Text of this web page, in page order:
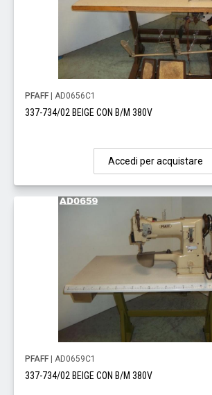
PFAFF | AD0656C1
337-734/02 BEIGE CON B/M 380V
Accedi per acquistare
PFAFF | AD0659C1
337-734/02 BEIGE CON B/M 380V